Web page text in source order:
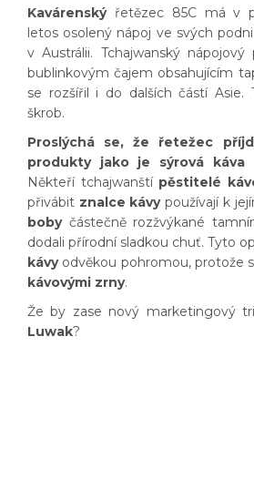
Kavárenskýřetězec 85C má v
letos osolený nápoj ve svých
v Austrálii. Tchajwanský
bublinkovým čajem obsahujícím
se rozšířil i do dalších částí Asie.
škrob.
Proslýchá se, že řetežec
produkty jako je sýrová káva
Někteří tchajwanští pěstitelé
přivábit znalce kávypoužívají k
bobyčástečně rozžvýkané
dodali přírodní sladkou chuť. Tyto
kávyodvěkou pohromou, protože
kávovými zrny.
Že by zase nový marketingový
Luwak?